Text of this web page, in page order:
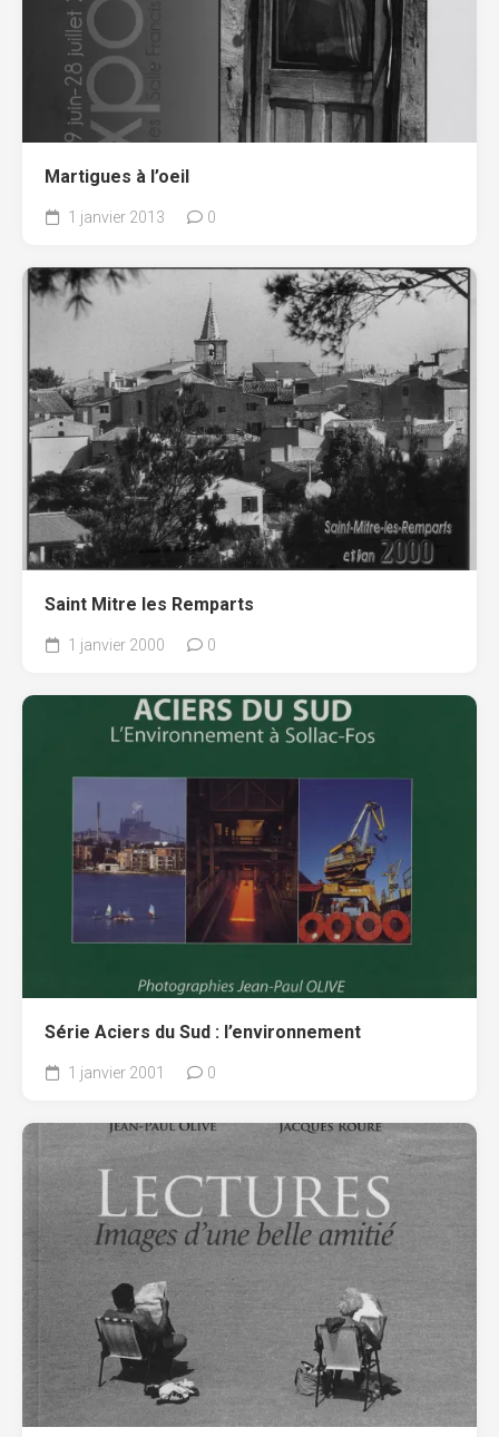
Martigues à l’oeil
1 janvier 2013 0
Saint Mitre les Remparts
1 janvier 2000 0
Série Aciers du Sud : l’environnement
1 janvier 2001 0